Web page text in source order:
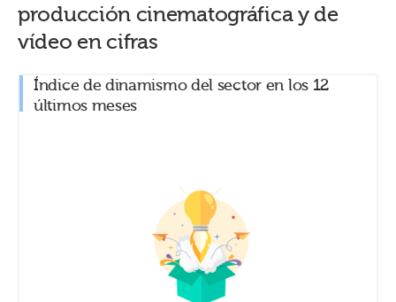
producción cinematográfica y de
vídeo en cifras
Índice de dinamismo del sector en los 12
últimos meses